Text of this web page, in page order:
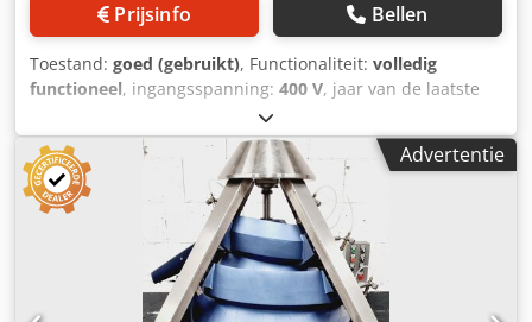
Prijsinfo Bellen
Toestand: goed (gebruikt), Functionaliteit: volledig
functioneel, ingangsspanning: 400 V, jaar van de laatste
, type ingangsstroom:
Frituurapparaat voor tafelmodel Jufeba TK-T 05
Verwijzingsmechanisme: handmatig Temperatuurregelaar
met veiligheidsthermostaat Dsdpfx Aozrrqpsp Iekr
Stoomdeksel en 2 frituurmanden Uitvoering in roestvrij
staal, tafelmodel Aansluiting: 400V, 16A-CEE-stekker
Gebruikt apparaat Bezoek onze uitgebreide showroom!
Advertentie